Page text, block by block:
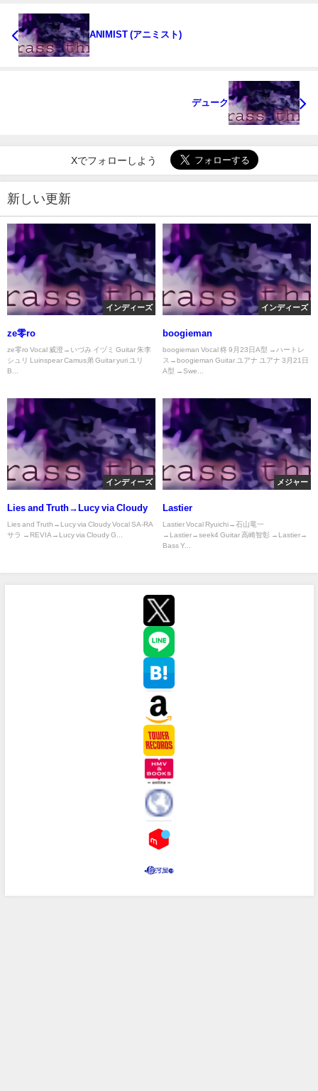
ANIMIST (アニミスト)
デューク
Xでフォローしよう
新しい更新
インディーズ
ze零ro
ze零ro Vocal 威澄→いづみ イヅミ Guitar 朱李
シュリ Luinspear Camus弟 Guitar yuri ユリ
B...
インディーズ
boogieman
boogieman Vocal 柊 9月23日A型 →ハートレ
ス→boogieman Guitar ユアナ ユアナ 3月21日
A型 →Swe...
インディーズ
Lies and Truth→Lucy via Cloudy
Lies and Truth→Lucy via Cloudy Vocal SA-RA
サラ →REVIA→Lucy via Cloudy G...
メジャー
Lastier
Lastier Vocal Ryuichi→石山竜一
→Lastier→seek4 Guitar 高崎智彰 →Lastier→
Bass Y...